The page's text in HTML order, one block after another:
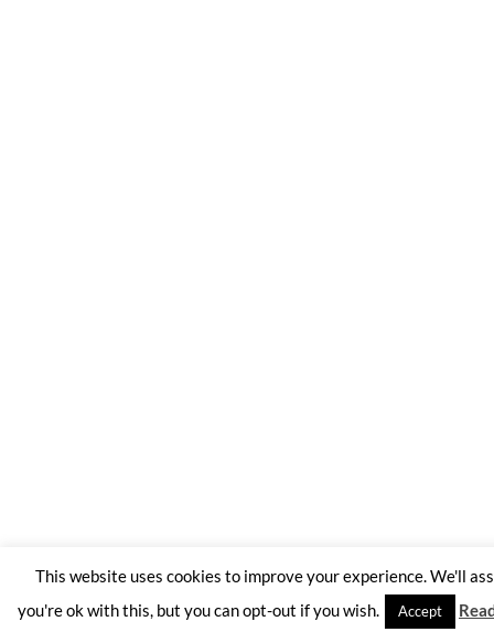
This website uses cookies to improve your experience. We'll
you're ok with this, but you can opt-out if you wish.
Accept